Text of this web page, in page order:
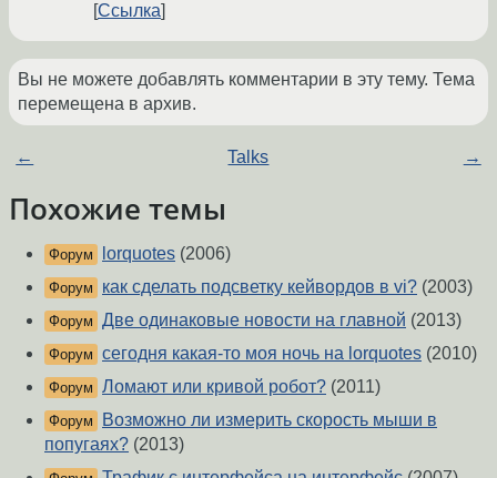
Ссылка
Вы не можете добавлять комментарии в эту тему. Тема
перемещена в архив.
← Talks →
Похожие темы
Форум lorquotes (2006)
Форум как сделать подсветку кейвордов в vi? (2003)
Форум Две одинаковые новости на главной (2013)
Форум сегодня какая-то моя ночь на lorquotes (2010)
Форум Ломают или кривой робот? (2011)
Форум
Возможно ли измерить скорость мыши в
попугаях? (2013)